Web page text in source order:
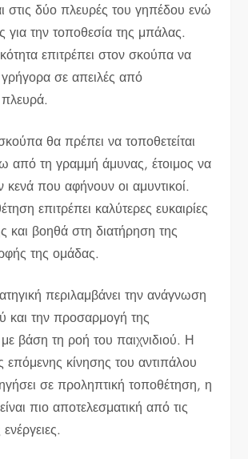
στις δύο πλευρές του γηπέδου ενώ
για την τοποθεσία της μπάλας.
επιτρέπει στον σκούπα να
γρήγορα σε απειλές από
θα πρέπει να τοποθετείται
από τη γραμμή άμυνας, έτοιμος να
κενά που αφήνουν οι αμυντικοί.
επιτρέπει καλύτερες ευκαιρίες
και βοηθά στη διατήρηση της
της ομάδας.
περιλαμβάνει την ανάγνωση
και την προσαρμογή της
βάση τη ροή του παιχνιδιού. Η
κίνησης του αντιπάλου
σε προληπτική τοποθέτηση, η
πιο αποτελεσματική από τις